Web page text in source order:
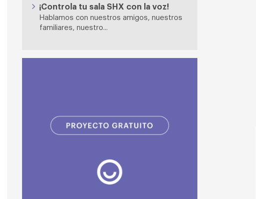
¡Controla tu sala SHX con la voz!
Hablamos con nuestros amigos, nuestros
familiares, nuestro...